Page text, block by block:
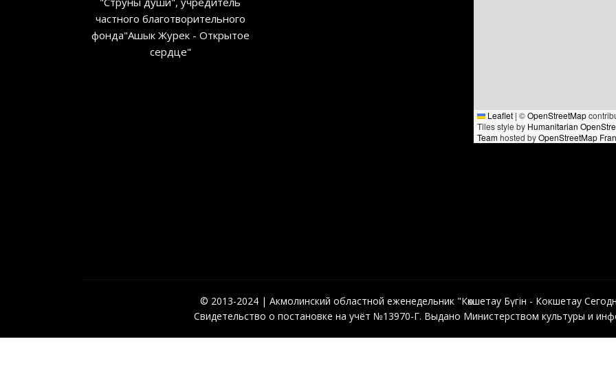
частного благотворительного
фонда"Ашык Журек - Открытое
сердце"
Leaflet | ©OpenStreetMap
Tiles style by Humanitarian
Teamhosted byOpenStreetMap
© 2013-2024 | Акмолинский областной еженедельник "Көкшетау Бүгін - Кокшетау
Свидетельство о постановке на учёт №13970-Г. Выдано Министерством культуры и